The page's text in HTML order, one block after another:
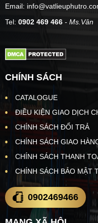
Email:
Tel: 0902 469 466 - Ms.Vân
CHÍNH SÁCH
CATALOGUE
ĐIỀU KIỆN GIAO DỊCH
CHÍNH SÁCH ĐỔI TRẢ
CHÍNH SÁCH GIAO
CHÍNH SÁCH THANH
CHÍNH SÁCH BẢO MẬT
0902469466